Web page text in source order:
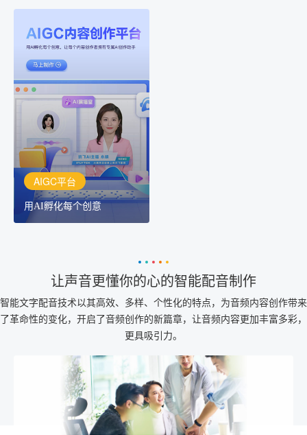
AIGC平台
用AI孵化每个创意
AIGC平台
用AI孵化每个创意
讯飞AIGC平台：让每个创
作者都拥有自己的专注AI
创作助手
让声音更懂你的心的智能配音制作
智能文字配音技术以其高效、多样、个性化的特点，为音频内容创作带来
了革命性的变化，开启了音频创作的新篇章，让音频内容更加丰富多彩，
更具吸引力。